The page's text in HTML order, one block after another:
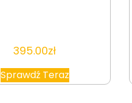
395.00zł
Sprawdź Teraz